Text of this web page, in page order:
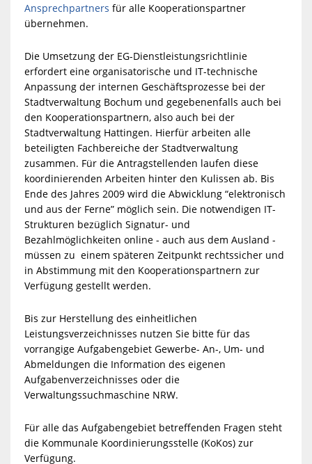
Ansprechpartners für alle Kooperationspartner
übernehmen.
Die Umsetzung der EG-Dienstleistungsrichtlinie
erfordert eine organisatorische und IT-technische
Anpassung der internen Geschäftsprozesse bei der
Stadtverwaltung Bochum und gegebenenfalls auch bei
den Kooperationspartnern, also auch bei der
Stadtverwaltung Hattingen. Hierfür arbeiten alle
beteiligten Fachbereiche der Stadtverwaltung
zusammen. Für die Antragstellenden laufen diese
koordinierenden Arbeiten hinter den Kulissen ab. Bis
Ende des Jahres 2009 wird die Abwicklung “elektronisch
und aus der Ferne” möglich sein. Die notwendigen IT-
Strukturen bezüglich Signatur- und
Bezahlmöglichkeiten online - auch aus dem Ausland -
müssen zu einem späteren Zeitpunkt rechtssicher und
in Abstimmung mit den Kooperationspartnern zur
Verfügung gestellt werden.
Bis zur Herstellung des einheitlichen
Leistungsverzeichnisses nutzen Sie bitte für das
vorrangige Aufgabengebiet Gewerbe- An-, Um- und
Abmeldungen die Information des eigenen
Aufgabenverzeichnisses oder die
Verwaltungssuchmaschine NRW.
Für alle das Aufgabengebiet betreffenden Fragen steht
die Kommunale Koordinierungsstelle (KoKos) zur
Verfügung.